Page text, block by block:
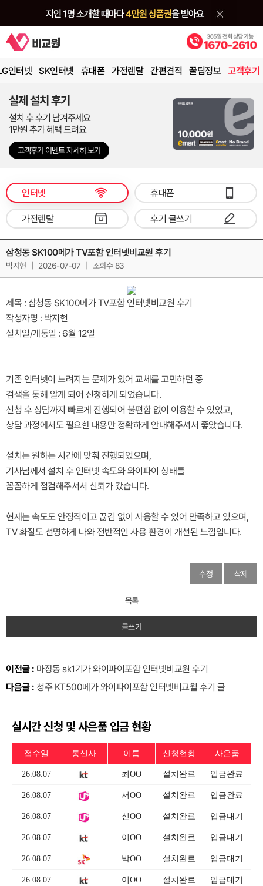
인터넷 SK인터넷 휴대폰 가전렌탈 간편견적 꿀팁정보 고객후기
실제 설치 후기
설치 후 후기 남겨주세요
1만원 추가 혜택 드려요
고객후기 이벤트 자세히 보기
인터넷 휴대폰
가전렌탈 후기 글쓰기
삼청동 SK100메가 TV포함 인터넷비교원 후기
박지현 2026-07-07 조회수 83
제목 : 삼청동 SK100메가 TV포함 인터넷비교원 후기
작성자명 : 박지현
설치일/개통일 : 6월 12일
기존 인터넷이 느려지는 문제가 있어 교체를 고민하던 중
검색을 통해 알게 되어 신청하게 되었습니다.
신청 후 상담까지 빠르게 진행되어 불편함 없이 이용할 수 있었고,
상담 과정에서도 필요한 내용만 정확하게 안내해주셔서 좋았습니다.
설치는 원하는 시간에 맞춰 진행되었으며,
기사님께서 설치 후 인터넷 속도와 와이파이 상태를
꼼꼼하게 점검해주셔서 신뢰가 갔습니다.
현재는 속도도 안정적이고 끊김 없이 사용할 수 있어 만족하고 있으며,
TV 화질도 선명하게 나와 전반적인 사용 환경이 개선된 느낌입니다.
수정 삭제
목록
글쓰기
이전글 : 마장동 sk1기가 와이파이포함 인터넷비교원 후기
다음글 : 청주 KT500메가 와이파이포함 인터넷비교월 후기 글
실시간 신청 및 사은품 입금 현황